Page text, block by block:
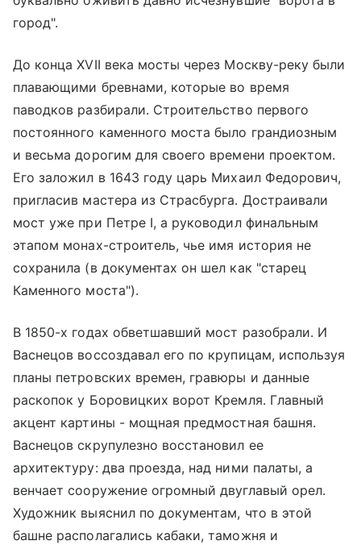
город".
До конца XVII века мосты через Москву-реку были
плавающими бревнами, которые во время
паводков разбирали. Строительство первого
постоянного каменного моста было грандиозным
и весьма дорогим для своего времени проектом.
Его заложил в 1643 году царь Михаил Федорович,
пригласив мастера из Страсбурга. Достраивали
мост уже при Петре I, а руководил финальным
этапом монах-строитель, чье имя история не
сохранила (в документах он шел как "старец
Каменного моста").
В 1850-х годах обветшавший мост разобрали. И
Васнецов воссоздавал его по крупицам, используя
планы петровских времен, гравюры и данные
раскопок у Боровицких ворот Кремля. Главный
акцент картины - мощная предмостная башня.
Васнецов скрупулезно восстановил ее
архитектуру: два проезда, над ними палаты, а
венчает сооружение огромный двуглавый орел.
Художник выяснил по документам, что в этой
башне располагались кабаки, таможня и